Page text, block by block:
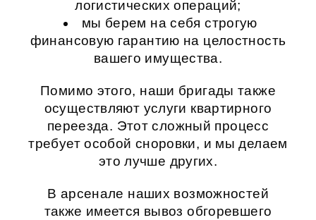
логистических операций;
мы берем на себя строгую
финансовую гарантию на целостность
вашего имущества.
Помимо этого, наши бригады также
осуществляют услуги квартирного
переезда. Этот сложный процесс
требует особой сноровки, и мы делаем
это лучше других.
В арсенале наших возможностей
также имеется вывоз обгоревшего